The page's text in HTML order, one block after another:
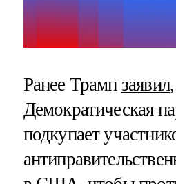
Ранее Трамп заявил
Демократическая
подкупает